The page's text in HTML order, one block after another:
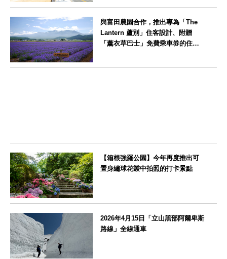
與富田農園合作，推出專為「The
Lantern 蘆別」住客設計、附贈
「薰衣草巴士」免費乘車券的住宿
【箱根強羅公園】今年再度推出可
置身繡球花叢中拍照的打卡景點
2026年4月15日「立山黑部阿爾卑斯
路線」全線通車